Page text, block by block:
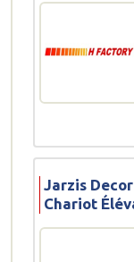
Jarzis
Chariot